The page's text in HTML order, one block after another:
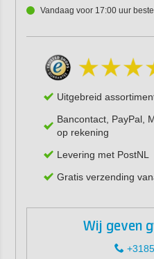
Vandaag voor 17:00 uur
Uitgebreid
Bancontact, PayPal,
op rekening
Levering met PostNL
Gratis verzending
Wij geven